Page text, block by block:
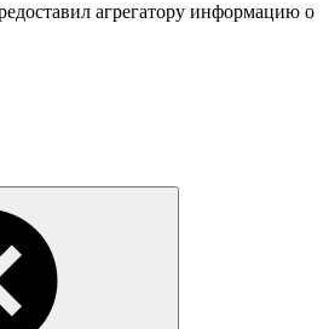
агрегатору информацию о